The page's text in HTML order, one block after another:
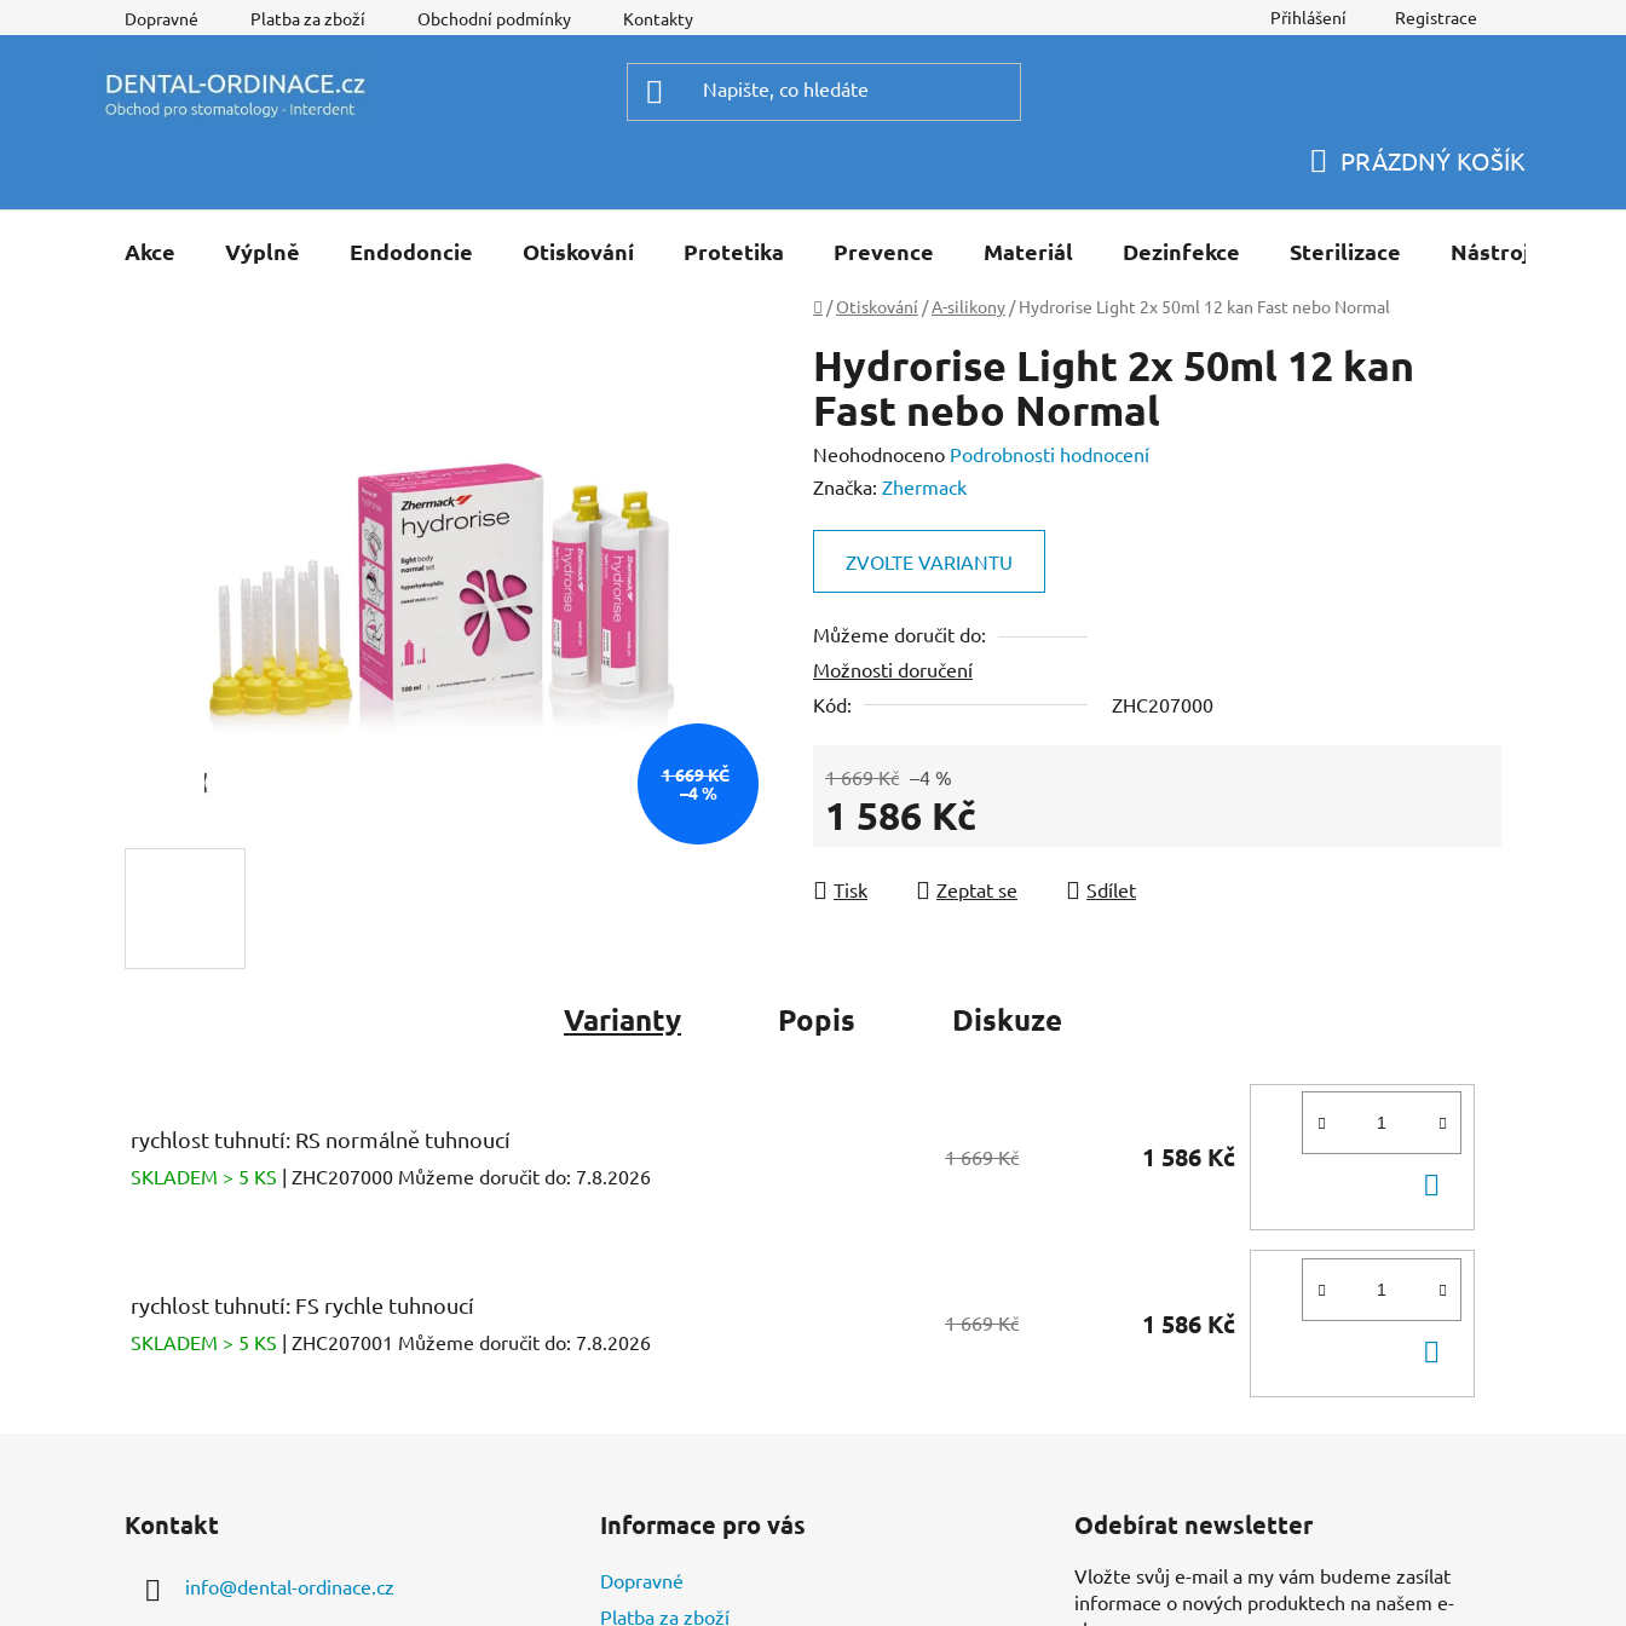
na
Dopravné Platba za zboží Obchodní podmínky Kontakty Přihlášení Registrace
KOŠÍK
PRÁZDNÝ KOŠÍK
Akce Výplně Endodoncie Otiskování Protetika Prevence Materiál Dezinfekce Sterilizace Nástroje
Domů
/ Otiskování /A-silikony / Hydrorise Light 2x 50ml 12 kan Fast nebo Normal
Hydrorise Light 2x 50ml 12 kan
Fast nebo Normal
Průměrné
hodnocení
5
hvězdiček.
Neohodnoceno Podrobnosti hodnocení
Značka: Zhermack
ZVOLTE VARIANTU
Můžeme doručit do:
Možnosti doručení
Kód:
ZHC207000
1 669 Kč –4 %
1 586 Kč
Tisk
Zeptat se Sdílet
1 669 KČ
–4 %
Varianty Popis Diskuze
rychlost tuhnutí: RS normálně tuhnoucí
SKLADEM > 5 KS | ZHC207000 Můžeme doručit do: 7.8.2026
1 669 Kč 1 586 Kč
rychlost tuhnutí: FS rychle tuhnoucí
SKLADEM > 5 KS | ZHC207001 Můžeme doručit do: 7.8.2026
1 669 Kč 1 586 Kč
Kontakt
info@dental-ordinace.cz
Informace pro vás
Dopravné
Platba za zboží
Odebírat newsletter
Vložte svůj e-mail a my vám budeme zasílat
informace o nových produktech na našem e-